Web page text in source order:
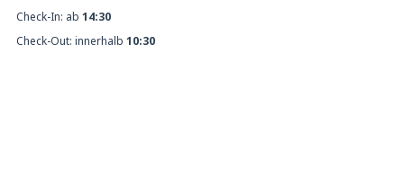
Check-In: ab 14:30
Check-Out: innerhalb 10:30